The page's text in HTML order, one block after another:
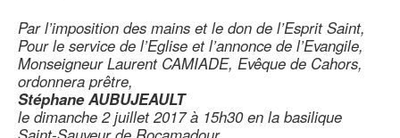
Par l’imposition des mains et le don de l’Esprit Saint,
Pour le service de l’Eglise et l’annonce de l’Evangile,
Monseigneur Laurent CAMIADE, Evêque de Cahors,
ordonnera prêtre,
Stéphane AUBUJEAULT
le dimanche 2 juillet 2017 à 15h30 en la basilique